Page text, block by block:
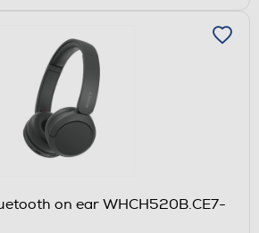
on ear WHCH520B.CE7-